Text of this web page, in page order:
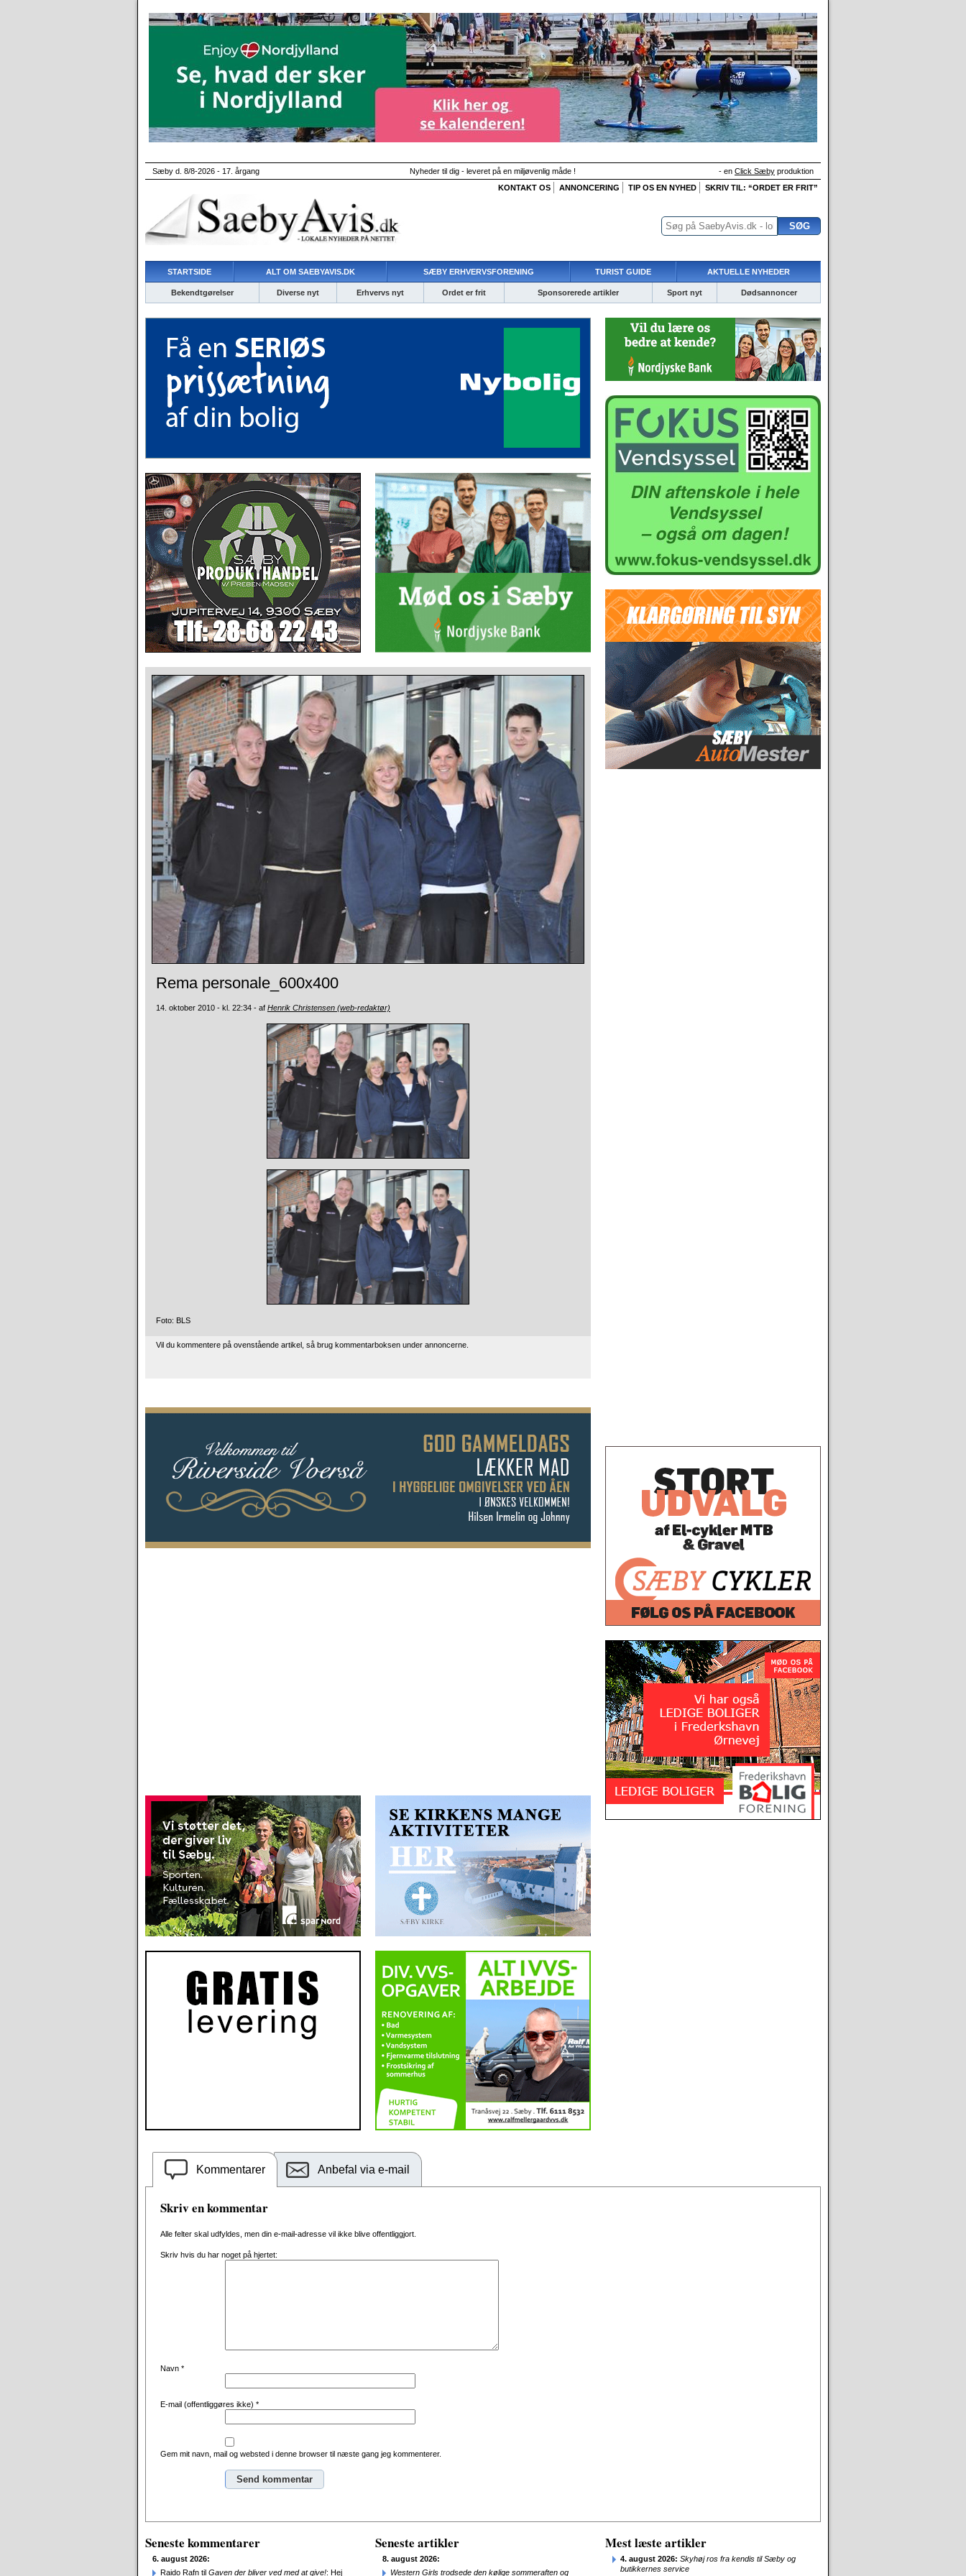
Sæby d. 8/8-2026 - 17. årgang Nyheder til dig - leveret på en miljøvenlig måde ! - en Click Sæby produktion
KONTAKT OS
ANNONCERING TIP OS EN NYHED SKRIV TIL: “ORDET ER FRIT”
STARTSIDE ALT OM SAEBYAVIS.DK SÆBY ERHVERVSFORENING TURIST GUIDE AKTUELLE NYHEDER
Bekendtgørelser Diverse nyt Erhvervs nyt Ordet er frit Sponsorerede artikler Sport nyt Dødsannoncer
Rema personale_600x400
14. oktober 2010 - kl. 22:34 - af Henrik Christensen (web-redaktør)
Foto: BLS
Vil du kommentere på ovenstående artikel, så brug kommentarboksen under annoncerne.
Kommentarer Anbefal via e-mail
Skriv en kommentar
Alle felter skal udfyldes, men din e-mail-adresse vil ikke blive offentliggjort.
Skriv hvis du har noget på hjertet:
Navn *
E-mail (offentliggøres ikke) *
Gem mit navn, mail og websted i denne browser til næste gang jeg kommenterer.
Seneste kommentarer
6. august 2026:
Raido Rafn til Gaven der bliver ved med at give!: Hej
Seneste artikler
8. august 2026:
Western Girls trodsede den kølige sommeraften og
Mest læste artikler
4. august 2026: Skyhøj ros fra kendis til Sæby og
butikkernes service